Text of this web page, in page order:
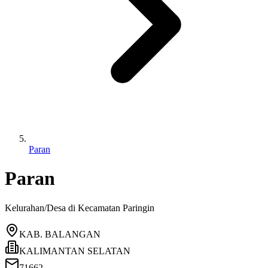
Paran
Paran
Kelurahan/Desa di Kecamatan Paringin
KAB. BALANGAN
KALIMANTAN SELATAN